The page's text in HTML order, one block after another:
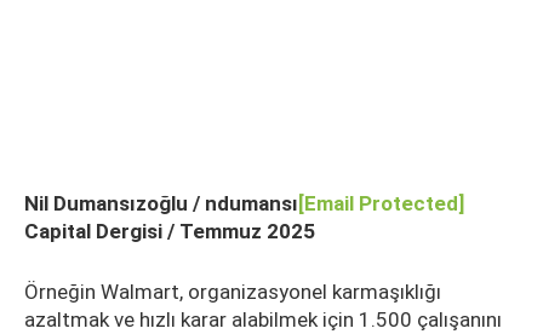
Nil Dumansızoğlu / ndumansı [email Protected]
Capital Dergisi / Temmuz 2025
Örneğin Walmart, organizasyonel karmaşıklığı
azaltmak ve hızlı karar alabilmek için 1.500 çalışanını